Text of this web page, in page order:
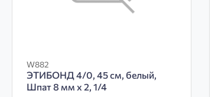
W882
ЭТИБОНД 4/0, 45 см, белый,
Шпат 8 мм х 2, 1/4